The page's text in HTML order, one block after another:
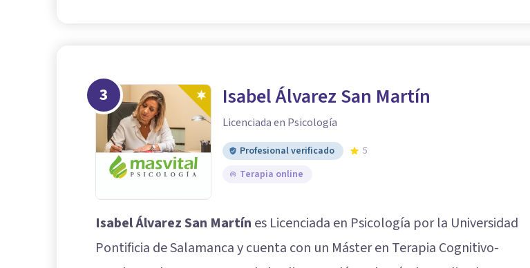
3 Isabel Álvarez San Martín
Licenciada en Psicología
Profesional verificado
5
Terapia online
Isabel Álvarez San Martín es Licenciada en Psicología por la Universidad
Pontificia de Salamanca y cuenta con un Máster en Terapia Cognitivo-